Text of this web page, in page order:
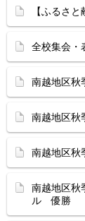
【ふるさ
全校集会・
南越地区
南越地区
南越地区
南越地区
ル 優勝